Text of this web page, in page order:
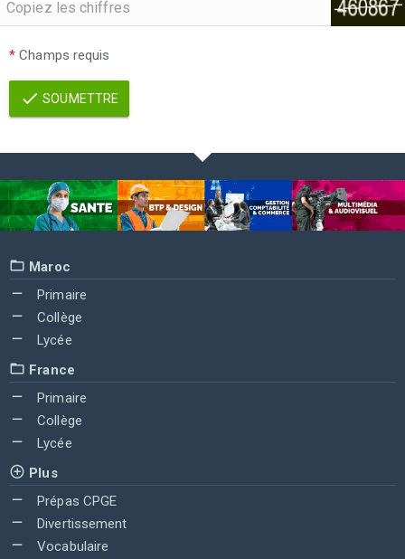
* Champs requis
SOUMETTRE
Maroc
Primaire
Collège
Lycée
France
Primaire
Collège
Lycée
Plus
Prépas CPGE
Divertissement
Vocabulaire